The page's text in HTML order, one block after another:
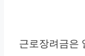
근로장려금은